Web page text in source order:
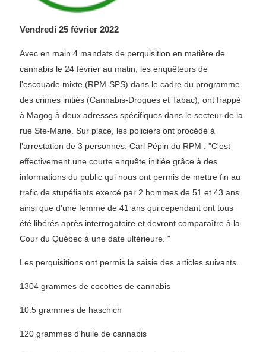
Vendredi 25 février 2022
Avec en main 4 mandats de perquisition en matière de
cannabis le 24 février au matin, les enquêteurs de
l'escouade mixte (RPM-SPS) dans le cadre du programme
des crimes initiés (Cannabis-Drogues et Tabac), ont frappé
à Magog à deux adresses spécifiques dans le secteur de la
rue Ste-Marie. Sur place, les policiers ont procédé à
l'arrestation de 3 personnes. Carl Pépin du RPM : "C'est
effectivement une courte enquête initiée grâce à des
informations du public qui nous ont permis de mettre fin au
trafic de stupéfiants exercé par 2 hommes de 51 et 43 ans
ainsi que d'une femme de 41 ans qui cependant ont tous
été libérés après interrogatoire et devront comparaître à la
Cour du Québec à une date ultérieure. "
Les perquisitions ont permis la saisie des articles suivants.
1304 grammes de cocottes de cannabis
10.5 grammes de haschich
120 grammes d'huile de cannabis